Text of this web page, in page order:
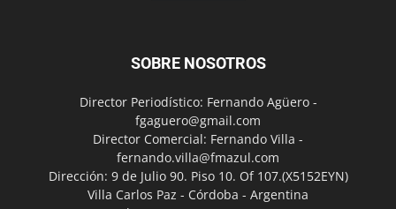
SOBRE NOSOTROS
Director Periodístico: Fernando Agüero -
fgaguero@gmail.com
Director Comercial: Fernando Villa -
fernando.villa@fmazul.com
Dirección: 9 de Julio 90. Piso 10. Of 107.(X5152EYN)
Villa Carlos Paz - Córdoba - Argentina